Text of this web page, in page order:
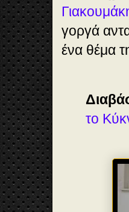
γοργά
ένα θέμα
το